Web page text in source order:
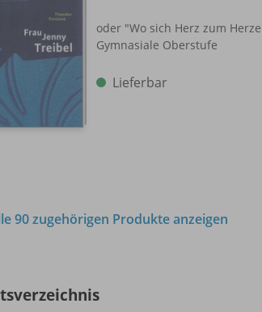
oder "Wo sich Herz zum
Gymnasiale Oberstufe
Lieferbar
90 zugehörigen Produkte anzeigen